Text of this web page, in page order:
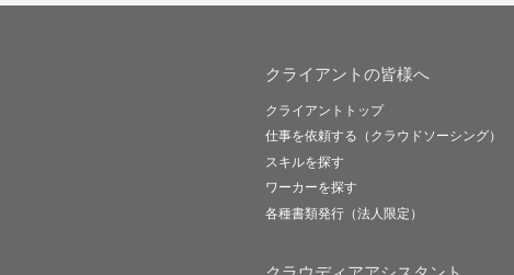
クライアントの皆様へ
クライアントトップ
仕事を依頼する（クラウドソーシング）
スキルを探す
ワーカーを探す
各種書類発行（法人限定）